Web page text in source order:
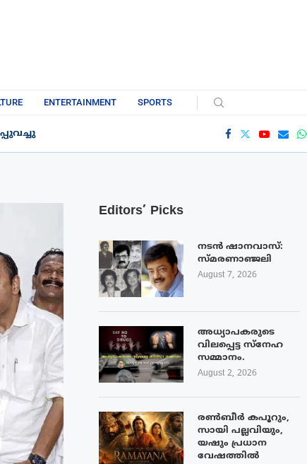
ENTERTAINMENT SPORTS
Editors’ Picks
നടൻ ഷാനവാസ്:
സ്മരണാഞ്ജലി
August 7, 2026
അധ്യാപകരുടെ
വിലപ്പെട്ട സ്നേഹ
സമ്മാനം.
August 2, 2026
രൺബീർ കപൂറും,
സായി പല്ലവിയും,
യഷും പ്രധാന
വേഷത്തിൽ